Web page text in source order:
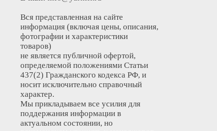
Вся представленная на сайте
информация (включая цены, описания,
фотографии и характеристики
товаров)
не является публичной офертой,
определяемой положениями Статьи
437(2) Гражданского кодекса РФ, и
носит исключительно справочный
характер.
Мы прикладываем все усилия для
поддержания информации в
актуальном состоянии, но